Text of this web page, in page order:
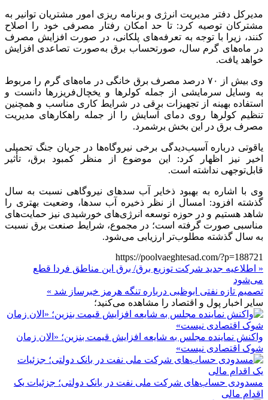
مدیرکل دفتر مدیریت انرژی و برنامه ریزی امور مشتریان توانیر به
مشترکان توصیه کرد: تا حد امکان رفتار مصرفی خود را اصلاح
کنند، زیرا با توجه به تعرفه‌های پلکانی، در صورت افزایش مصرف
در ماه‌های گرم سال، صورتحساب برق به‌صورت تصاعدی افزایش
خواهد یافت.
وی بیش از ۷۰ درصد مصرف برق خانگی در ماه‌های گرم را مربوط
به وسایل سرمایشی از جمله کولر‌ها و یخچال‌فریزر‌ها دانست و
استفاده بهینه از تجهیزات برقی در شرایط کاری مناسب و همچنین
تنظیم کولر‌ها روی دمای آسایش را از جمله راهکار‌های مدیریت
مصرف برق در این بخش برشمرد.
یاقوتی درباره آسیب‌دیدگی برخی نیروگاه‌ها در جریان جنگ تحمیلی
اخیر نیز اظهار کرد: این موضوع از منظر کمبود برق، تأثیر
قابل‌توجهی نداشته است.
وی با اشاره به بهبود ذخایر آب سد‌های نیروگاهی نسبت به سال
گذشته افزود: امسال از نظر ذخیره آب سدها، وضعیت بهتری را
شاهد هستیم و در حوزه توسعه انرژی‌های خورشیدی نیز حمایت‌های
مناسبی صورت گرفته است؛ در مجموع، شرایط صنعت برق نسبت
به سال گذشته مطلوب‌تر ارزیابی می‌شود.
https://poolvaeghtesad.com/?p=188721
« اطلاعیه جدید شرکت توزیع برق/ برق این مناطق فردا قطع
می‌شود
تصمیم تازه نفتی ابوظبی درباره تنگه هرمز خبرساز شد »
سایر اخبار پول و اقتصاد را مشاهده می‌کنید؛
واکنش نماینده مجلس به شایعه افزایش قیمت بنزین؛ «الان زمان
شوک اقتصادی نیست»
مسدودی حساب‌های شرکت ملی نفت در بانک دولتی؛ جزئیات یک
اقدام مالی